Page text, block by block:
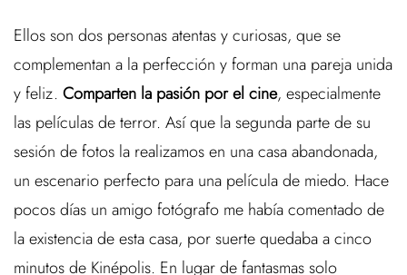
Ellos son dos personas atentas y curiosas, que se
complementan a la perfección y forman una pareja unida
y feliz. Comparten la pasión por el cine, especialmente
las películas de terror. Así que la segunda parte de su
sesión de fotos la realizamos en una casa abandonada,
un escenario perfecto para una película de miedo. Hace
pocos días un amigo fotógrafo me había comentado de
la existencia de esta casa, por suerte quedaba a cinco
minutos de Kinépolis. En lugar de fantasmas solo